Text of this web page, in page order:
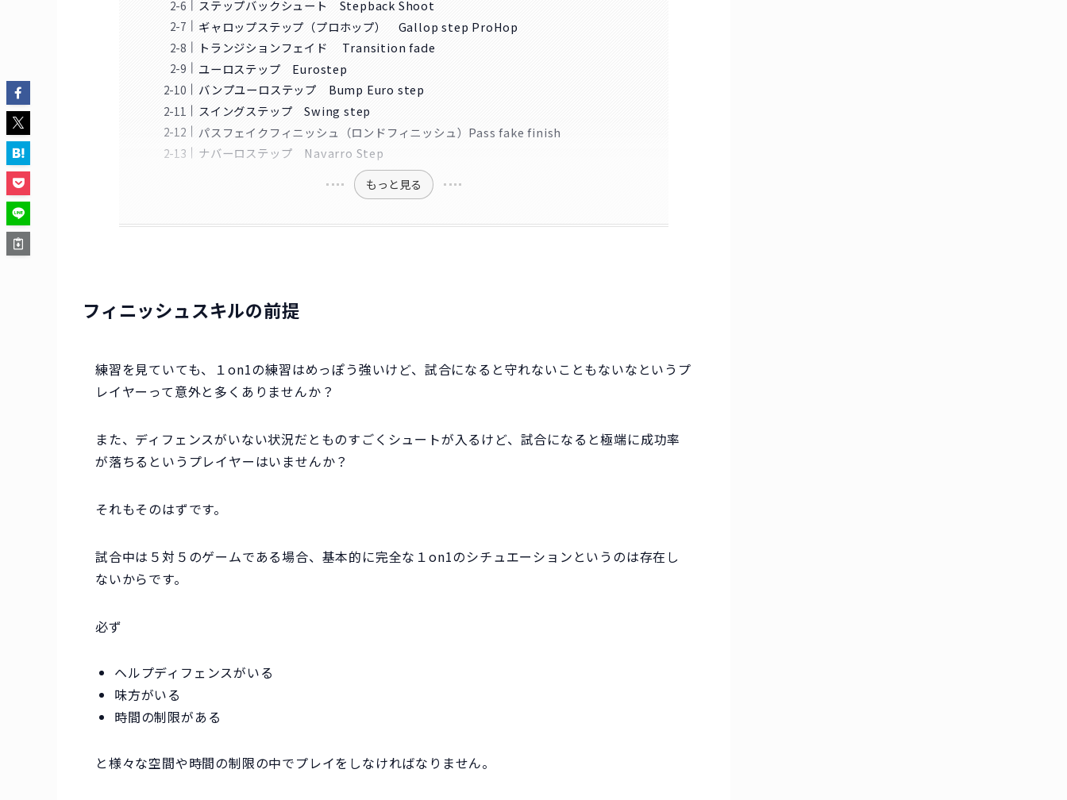
ステップバックシュート Stepback Shoot
ギャロップステップ（プロホップ） Gallop step ProHop
トランジションフェイド Transition fade
ユーロステップ Eurostep
バンプユーロステップ Bump Euro step
スイングステップ Swing step
パスフェイクフィニッシュ（ロンドフィニッシュ）Pass fake finish
ナバーロステップ Navarro Step
もっと見る
フィニッシュスキルの前提
練習を見ていても、１on1の練習はめっぽう強いけど、 試合になると守れないこともないな というプ
レイヤーって意外と多くありませんか？
また、ディフェンスがいない状況だとものすごくシュートが入るけど、試合になると極端に成功率
が落ちるというプレイヤーはいませんか？
それもそのはずです。
試合中は５対５のゲームである場合、基本的に完全な１on1のシチュエーションというのは存在し
ないからです。
必ず
ヘルプディフェンスがいる
味方がいる
時間の制限がある
と様々な空間や時間の制限の中でプレイをしなければなりません。